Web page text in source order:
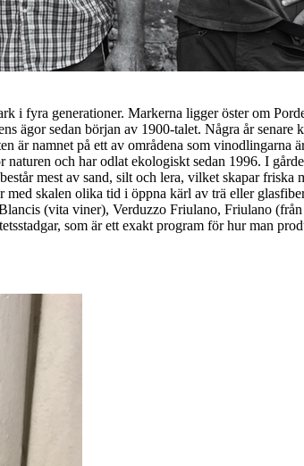
i fyra generationer. Markerna ligger öster om
ägor sedan början av 1900-talet. Några år
är namnet på ett av områdena som
och har odlat ekologiskt sedan 1996. I
mest av sand, silt och lera, vilket skapar
skalen olika tid i öppna kärl av trä eller
(vita viner), Verduzzo Friulano, Friulano
som är ett exakt program för hur man